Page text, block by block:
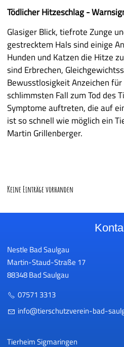
Tödlicher Hitzeschlag -
Glasiger Blick, tiefrote Zunge
gestrecktem Hals sind einige
Hunden und Katzen die Hitze
sind Erbrechen,
Bewusstlosigkeit Anzeichen
schlimmsten Fall zum Tod des
Symptome auftreten, die auf
ist so schnell wie möglich ein
Martin Grillenberger.
Keine Einträge vorhanden
Nestle Bad Saulgau
Martin-Staud-Straße 17
88348 Bad Saulgau
07571 3313
nf
t rsch tzv r n-b d-s
Tierheim Sigmaringen